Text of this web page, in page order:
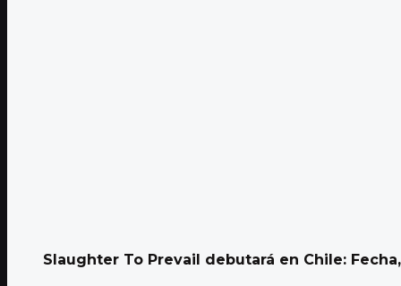
Slaughter To Prevail debutará en Chile: